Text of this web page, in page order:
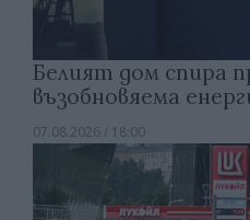
Белият дом спира
възобновяема
07.08.2026 / 18:00